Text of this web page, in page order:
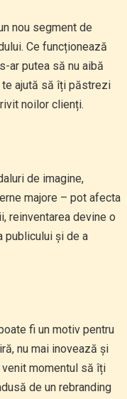
nou segment de
Ce funcționează
ar putea să nu aibă
te ajută să îți păstrezi
noilor clienți.
de imagine,
majore – pot afecta
reinventarea devine o
publicului și de a
fi un motiv pentru
nu mai inovează și
momentul să îți
de un rebranding